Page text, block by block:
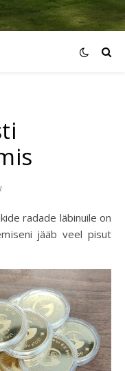
jääb veel pisut